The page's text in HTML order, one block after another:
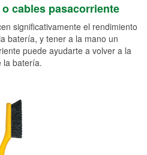
cables pasacorriente
significativamente el rendimiento
batería, y tener a la mano un
puede ayudarte a volver a la
la batería.